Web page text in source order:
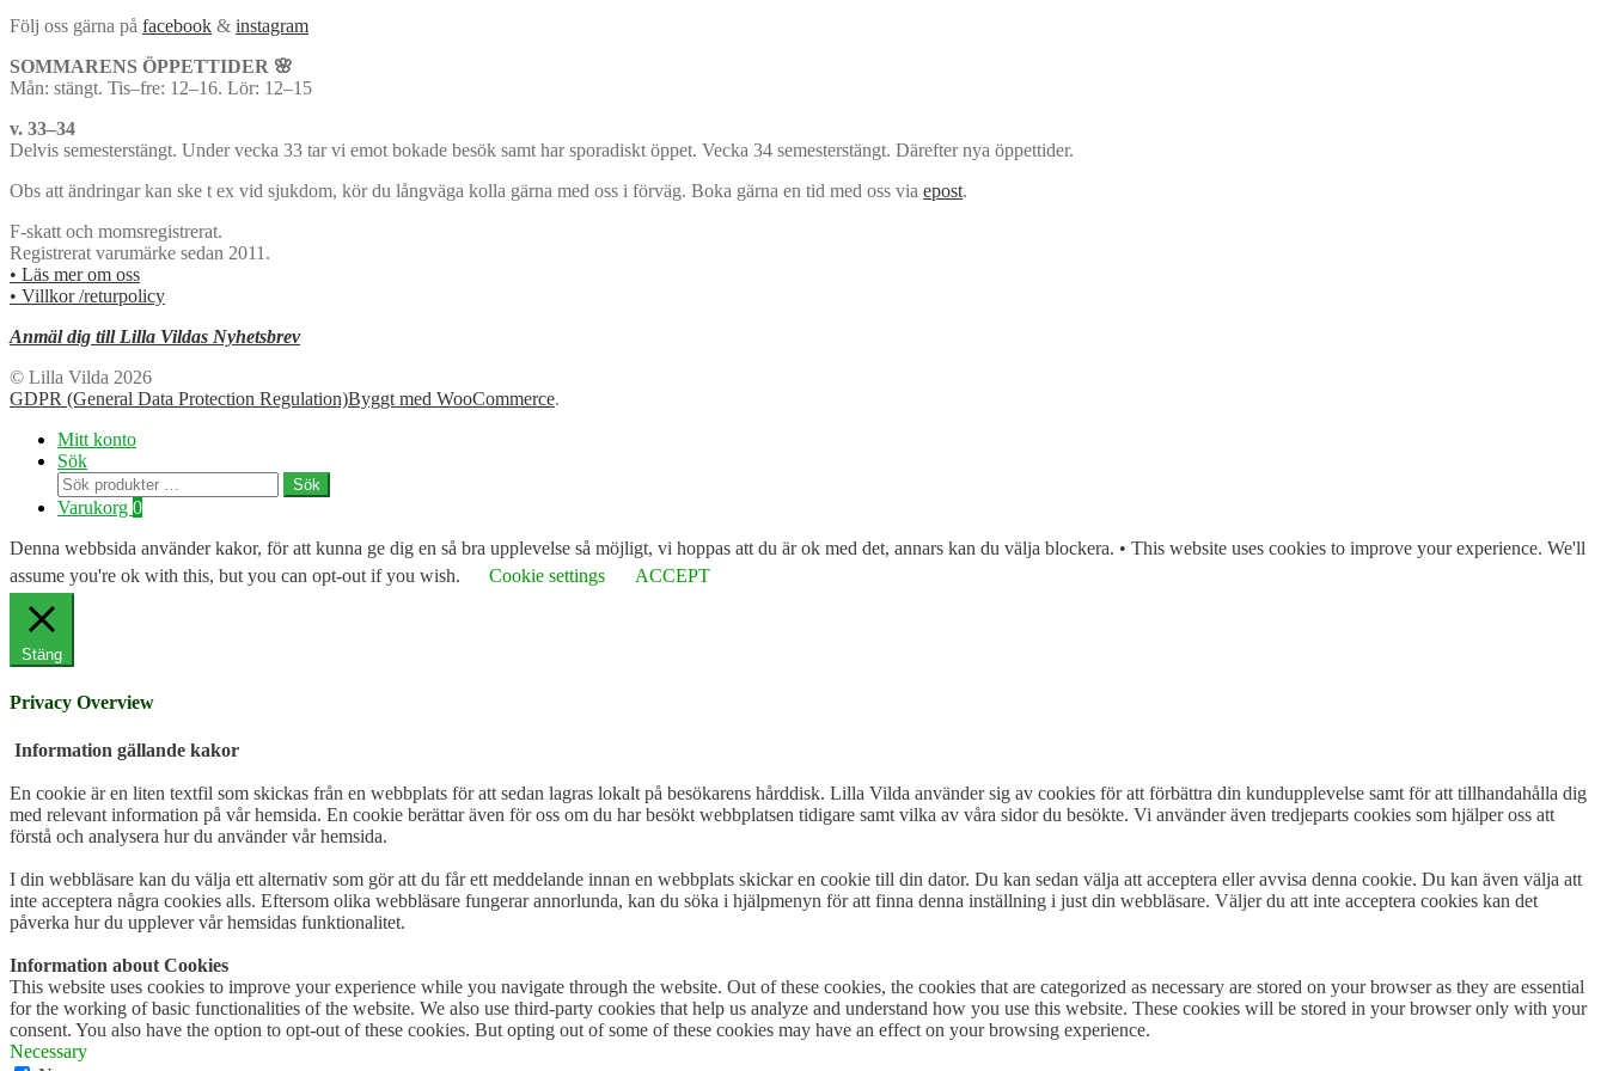
Följ oss gärna på facebook & instagram
SOMMARENS ÖPPETTIDER 🌸
Mån: stängt. Tis–fre: 12–16. Lör: 12–15
v. 33–34
Delvis semesterstängt. Under vecka 33 tar vi emot bokade besök samt har sporadiskt öppet. Vecka 34 semesterstängt. Därefter nya öppettider.
Obs att ändringar kan ske t ex vid sjukdom, kör du långväga kolla gärna med oss i förväg. Boka gärna en tid med oss via epost.
F-skatt och momsregistrerat.
Registrerat varumärke sedan 2011.
• Läs mer om oss
• Villkor /returpolicy
Anmäl dig till Lilla Vildas Nyhetsbrev
© Lilla Vilda 2026
GDPR (General Data Protection Regulation)Byggt med WooCommerce.
Mitt konto
Sök
Sök
efter:
Sök
Varukorg 0
Denna webbsida använder kakor, för att kunna ge dig en så bra upplevelse så möjligt, vi hoppas att du är ok med det, annars kan du välja blockera. • This website uses cookies to improve your experience. We'll
assume you're ok with this, but you can opt-out if you wish.
Cookie settings ACCEPT
Stäng
Privacy Overview
Information gällande kakor
En cookie är en liten textfil som skickas från en webbplats för att sedan lagras lokalt på besökarens hårddisk. Lilla Vilda använder sig av cookies för att förbättra din kundupplevelse samt för att tillhandahålla dig
med relevant information på vår hemsida. En cookie berättar även för oss om du har besökt webbplatsen tidigare samt vilka av våra sidor du besökte. Vi använder även tredjeparts cookies som hjälper oss att
förstå och analysera hur du använder vår hemsida.
I din webbläsare kan du välja ett alternativ som gör att du får ett meddelande innan en webbplats skickar en cookie till din dator. Du kan sedan välja att acceptera eller avvisa denna cookie. Du kan även välja att
inte acceptera några cookies alls. Eftersom olika webbläsare fungerar annorlunda, kan du söka i hjälpmenyn för att finna denna inställning i just din webbläsare. Väljer du att inte acceptera cookies kan det
påverka hur du upplever vår hemsidas funktionalitet.
Information about Cookies
This website uses cookies to improve your experience while you navigate through the website. Out of these cookies, the cookies that are categorized as necessary are stored on your browser as they are essential
for the working of basic functionalities of the website. We also use third-party cookies that help us analyze and understand how you use this website. These cookies will be stored in your browser only with your
consent. You also have the option to opt-out of these cookies. But opting out of some of these cookies may have an effect on your browsing experience.
Necessary